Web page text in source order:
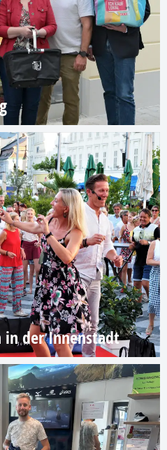
in der Innenstadt